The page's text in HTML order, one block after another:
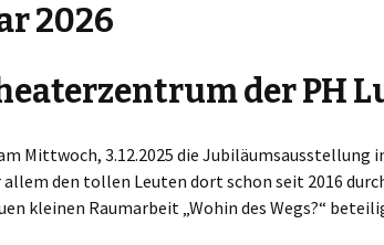
2026
der PH
Mittwoch, 3.12.2025 die Jubiläumsausstellung
den tollen Leuten dort schon seit 2016
kleinen Raumarbeit „Wohin des Wegs?“